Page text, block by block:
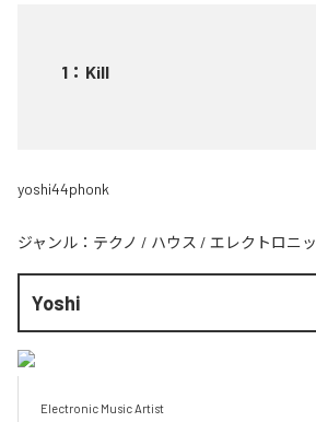
1 ： Kill
yoshi44phonk
ジャンル： テクノ / ハウス / エレクトロニ
Yoshi
Electronic Music Artist